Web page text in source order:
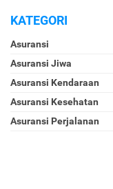
KATEGORI
Asuransi
Asuransi Jiwa
Asuransi Kendaraan
Asuransi Kesehatan
Asuransi Perjalanan